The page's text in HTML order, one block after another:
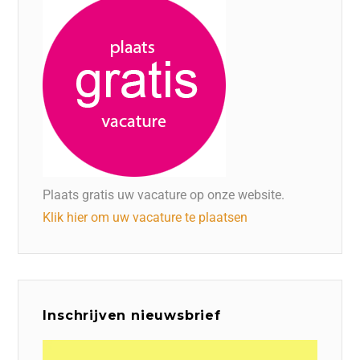
Plaats gratis uw vacature op onze website.
Klik hier om uw vacature te plaatsen
Inschrijven nieuwsbrief